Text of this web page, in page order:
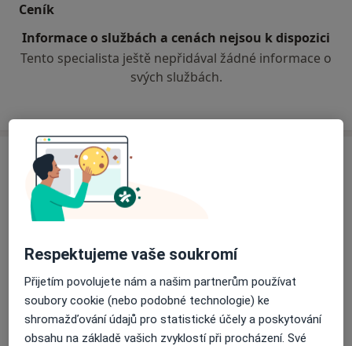
Ceník
Informace o službách a cenách nejsou k dispozici
Tento specialista ještě nepřidával žádné informace o
svých službách.
Adresa
Vojenská nemocnice Brno
Zábrdovická 3,
Přiblížit mapuse otevře v nové záložce
Dostupnost
Na této adrese online kalendář není aktivní
Co mám v takové situaci udělat?
Respektujeme vaše soukromí
Přijetím povolujete nám a našim partnerům používat
soubory cookie (nebo podobné technologie) ke
shromažďování údajů pro statistické účely a poskytování
obsahu na základě vašich zvyklostí při procházení. Své